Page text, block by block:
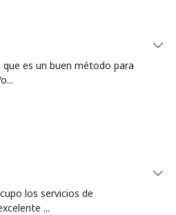
22 min por ⁦$10⁩
es un buen método para
los servicios de
...